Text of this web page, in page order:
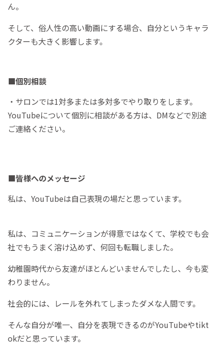
ん。
そして、俗人性の高い動画にする場合、自分というキャラ
クターも大きく影響します。
■個別相談
・サロンでは1対多または多対多でやり取りをします。
YouTubeについて個別に相談がある方は、DMなどで別途
ご連絡ください。
■皆様へのメッセージ
私は、YouTubeは自己表現の場だと思っています。
私は、コミュニケーションが得意ではなくて、学校でも会
社でもうまく溶け込めず、何回も転職しました。
幼稚園時代から友達がほとんどいませんでしたし、今も変
わりません。
社会的には、レールを外れてしまったダメな人間です。
そんな自分が唯一、自分を表現できるのがYouTubeやtikt
okだと思っています。